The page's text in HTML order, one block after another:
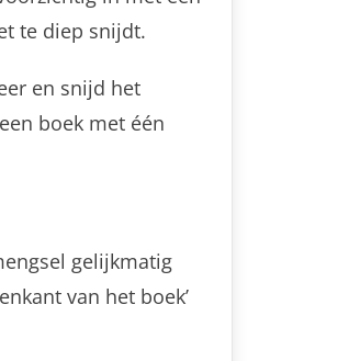
te diep snijdt.
en snijd het
boek met één
gelijkmatig
van het boek’